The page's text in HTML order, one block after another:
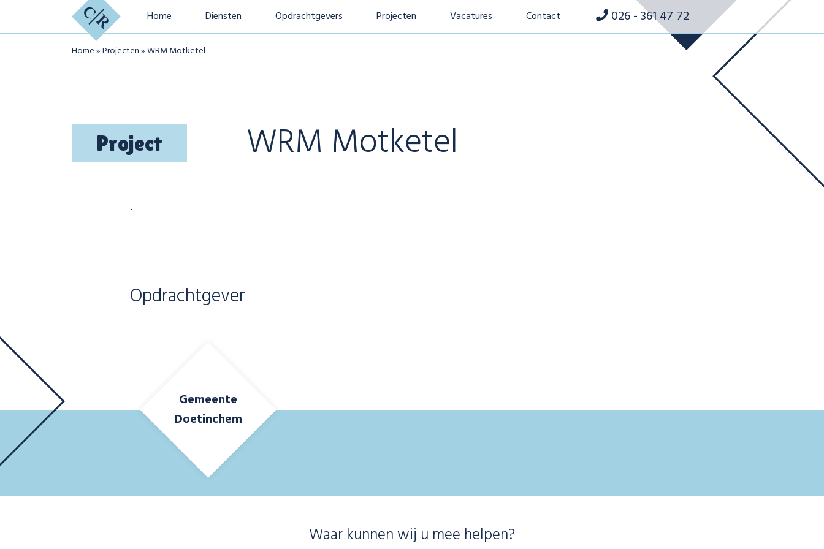
Home Diensten Opdrachtgevers Projecten Vacatures Contact 026 - 361 47 72
Home»Projecten»WRM Motketel
Project WRM Motketel
.
Opdrachtgever
Gemeente
Doetinchem
Waar kunnen wij u mee helpen?